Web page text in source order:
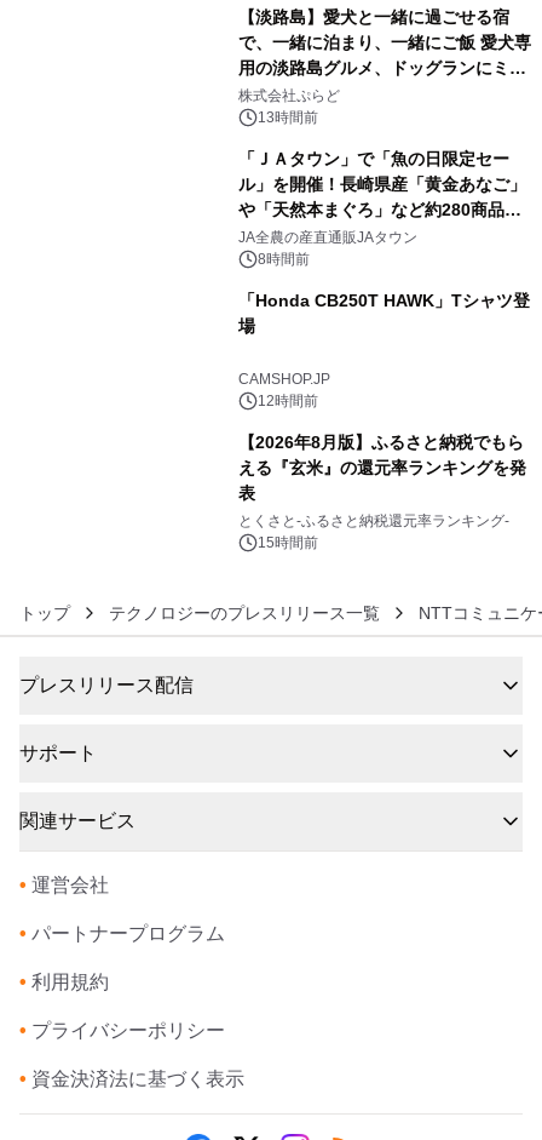
【淡路島】愛犬と一緒に過ごせる宿
で、一緒に泊まり、一緒にご飯 愛犬専
用の淡路島グルメ、ドッグランにミニ
プール グランピングとトレーラーハウ
スの2施設で
株式会社ぷらど
13時間前
「ＪＡタウン」で「魚の日限定セー
ル」を開催！長崎県産「黄金あなご」
や「天然本まぐろ」など約280商品を
販売！～毎月１０日の定例企画～
JA全農の産直通販JAタウン
8時間前
「Honda CB250T HAWK」Tシャツ登
場
CAMSHOP.JP
12時間前
【2026年8月版】ふるさと納税でもら
える『玄米』の還元率ランキングを発
表
とくさと-ふるさと納税還元率ランキング-
15時間前
トップ テクノロジーのプレスリリース一覧 NTTコミュニ
プレスリリース配信
サポート
関連サービス
• 運営会社
• パートナープログラム
• 利用規約
• プライバシーポリシー
• 資金決済法に基づく表示